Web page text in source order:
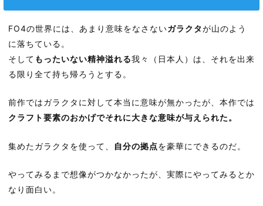
FO4の世界には、あまり意味をなさないガラクタが山のよう
に落ちている。
そして もったいない精神溢れる我々（日本人）は、それを出来
る限り全て持ち帰ろうとする。
前作ではガラクタに対して本当に意味が無かったが、本作では
クラフト要素のおかげでそれに大きな意味が与えられた。
集めたガラクタを使って、 自分の拠点を豪華にできるのだ。
やってみるまで想像がつかなかったが、実際にやってみるとか
なり面白い。